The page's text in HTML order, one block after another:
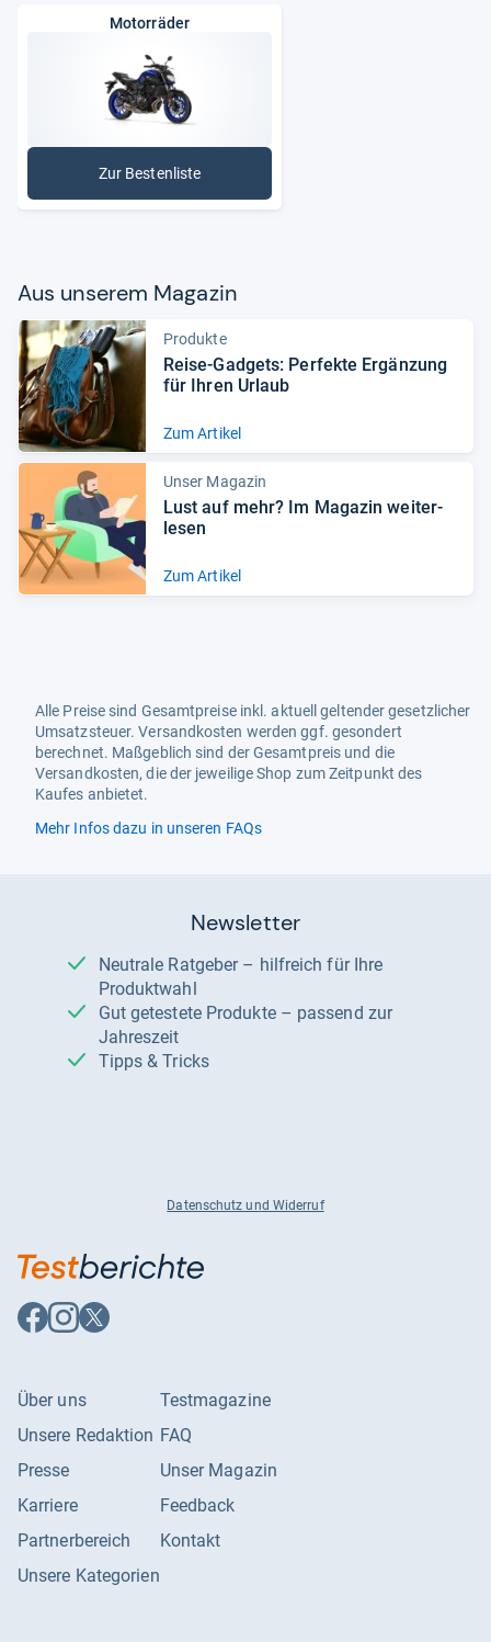
Motorräder
Zur Bestenliste
: Motorräder
Aus unse­rem Maga­zin
Produkte
Reise-​Gad­gets: Per­fekte Ergän­zung
für Ihren Urlaub
Zum Artikel
Unser Magazin
Lust auf mehr? Im Maga­zin wei­ter­
le­sen
Zum Artikel
Alle Preise sind Gesamtpreise inkl. aktuell geltender gesetzlicher
Umsatzsteuer. Versandkosten werden ggf. gesondert
berechnet. Maßgeblich sind der Gesamtpreis und die
Versandkosten, die der jeweilige Shop zum Zeitpunkt des
Kaufes anbietet.
Mehr Infos dazu in unseren FAQs
Newsletter
Neutrale Ratgeber – hilfreich für Ihre
Produktwahl
Gut getestete Produkte – passend zur
Jahreszeit
Tipps & Tricks
Datenschutz und Widerruf
Auf
Facebook
Auf
Instagram
Auf
X
Über uns
Unsere Redaktion
Presse
Karriere
Partnerbereich
Unsere Kategorien
Testmagazine
FAQ
Unser Magazin
Feedback
Kontakt